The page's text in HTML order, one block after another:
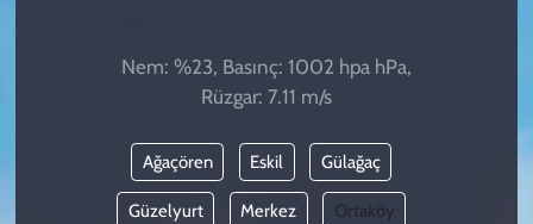
Nem: %23, Basınç: 1002 hpa hPa,
Rüzgar: 7.11 m/s
Ağaçören Eskil Gülağaç
Güzelyurt Merkez Ortaköy